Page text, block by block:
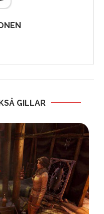
GILLAR